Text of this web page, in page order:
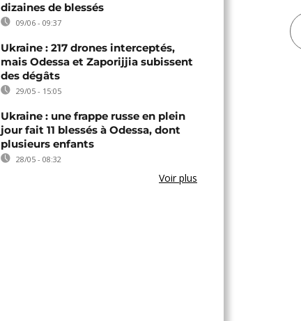
dizaines de blessés
09/06 - 09:37
Ukraine : 217 drones interceptés,
mais Odessa et Zaporijjia subissent
des dégâts
29/05 - 15:05
Ukraine : une frappe russe en plein
jour fait 11 blessés à Odessa, dont
plusieurs enfants
28/05 - 08:32
Voir plus